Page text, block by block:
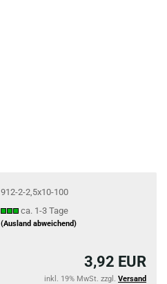
912-2-2,5x10-100
ca. 1-3 Tage
(Ausland abweichend)
3,92 EUR
inkl. 19% MwSt. zzgl. Versand